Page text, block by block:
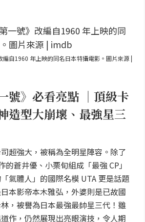
編自1960 年上映的同名日本特攝電影。圖片來源 |
號》必看亮點 ｜頂級卡
造型大崩壞、最強星三
超強大，被稱為全明星陣容。除了
的蒼井優、小栗旬組成「最強 CP」
氣體人」的國際名模 UTA 更是話題
本影帝本木雅弘，外婆則是已故國
，被譽為日本最強最帥星三代！雖
作，仍然展現出亮眼演技，令人期